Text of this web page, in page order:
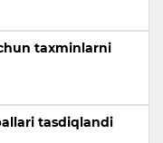
taxminlarni
tasdiqlandi